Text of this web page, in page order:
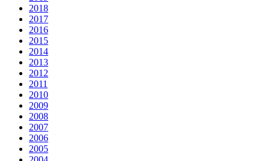
2018
2017
2016
2015
2014
2013
2012
2011
2010
2009
2008
2007
2006
2005